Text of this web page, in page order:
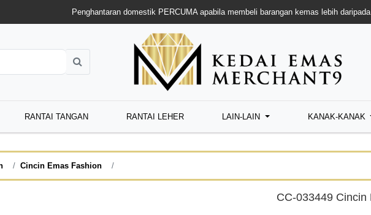
Penghantaran domestik PERCUMA apabila membeli barangan kemas lebih
RANTAI TANGAN RANTAI LEHER LAIN-LAIN KANAK-KANAK
Cincin Emas Fashion
CC-033449